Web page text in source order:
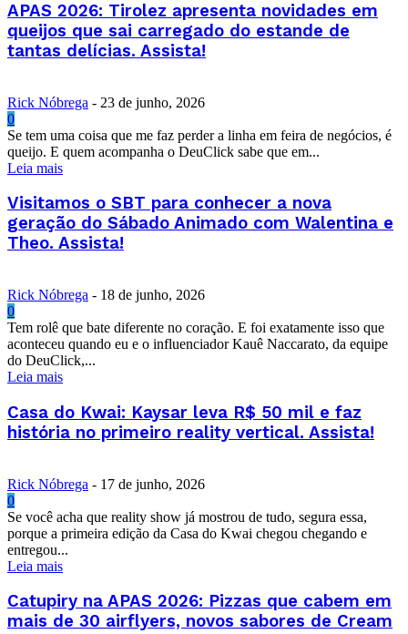
APAS 2026: Tirolez apresenta novidades em
queijos que sai carregado do estande de
tantas delícias. Assista!
Rick Nóbrega - 23 de junho, 2026
0
Se tem uma coisa que me faz perder a linha em feira de negócios, é
queijo. E quem acompanha o DeuClick sabe que em...
Leia mais
Visitamos o SBT para conhecer a nova
geração do Sábado Animado com Walentina e
Theo. Assista!
Rick Nóbrega - 18 de junho, 2026
0
Tem rolê que bate diferente no coração. E foi exatamente isso que
aconteceu quando eu e o influenciador Kauê Naccarato, da equipe
do DeuClick,...
Leia mais
Casa do Kwai: Kaysar leva R$ 50 mil e faz
história no primeiro reality vertical. Assista!
Rick Nóbrega - 17 de junho, 2026
0
Se você acha que reality show já mostrou de tudo, segura essa,
porque a primeira edição da Casa do Kwai chegou chegando e
entregou...
Leia mais
Catupiry na APAS 2026: Pizzas que cabem em
mais de 30 airflyers, novos sabores de Cream